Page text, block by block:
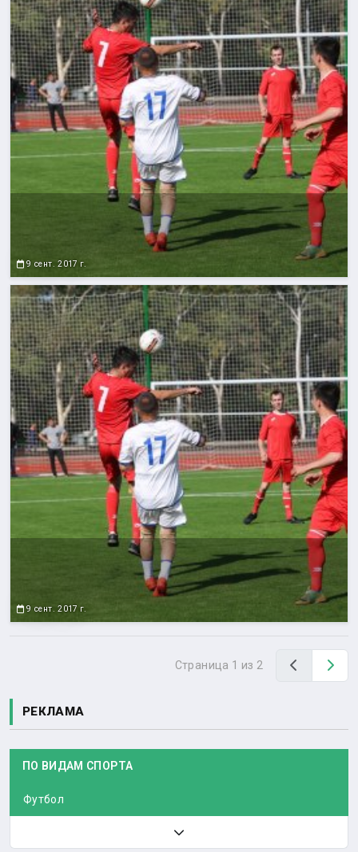
9 сент. 2017 г.
9 сент. 2017 г.
Страница 1 из 2 Назад
РЕКЛАМА
ПО ВИДАМ СПОРТА
Футбол